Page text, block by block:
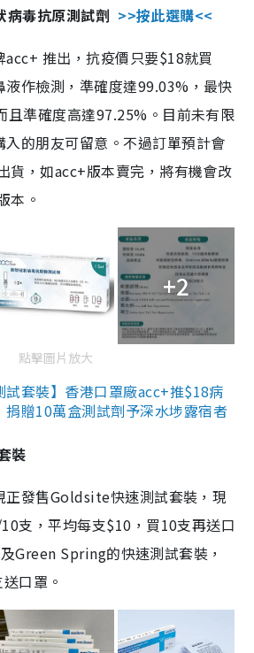
毒抗原測試劑 >>按此選購<<
推出，抗疫價只要$18就買
液作檢測，準確度達99.03%，最快
且準確度高達97.25%。目前未有限
的朋友可留意。不過訂單預計會
貨，如acc+版本賣完，將有機會改
本。
+2
點擊圖片放大
試套裝】香港口罩廠acc+推$18病
贈10萬盒測試劑予深水埗露宿者
裝
正發售Goldsite快速測試套裝，現
支，平均每支$10，買10支再送口
Green Spring的快速測試套裝，
口罩。